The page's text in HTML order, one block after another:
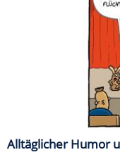
Alltäglicher Humor